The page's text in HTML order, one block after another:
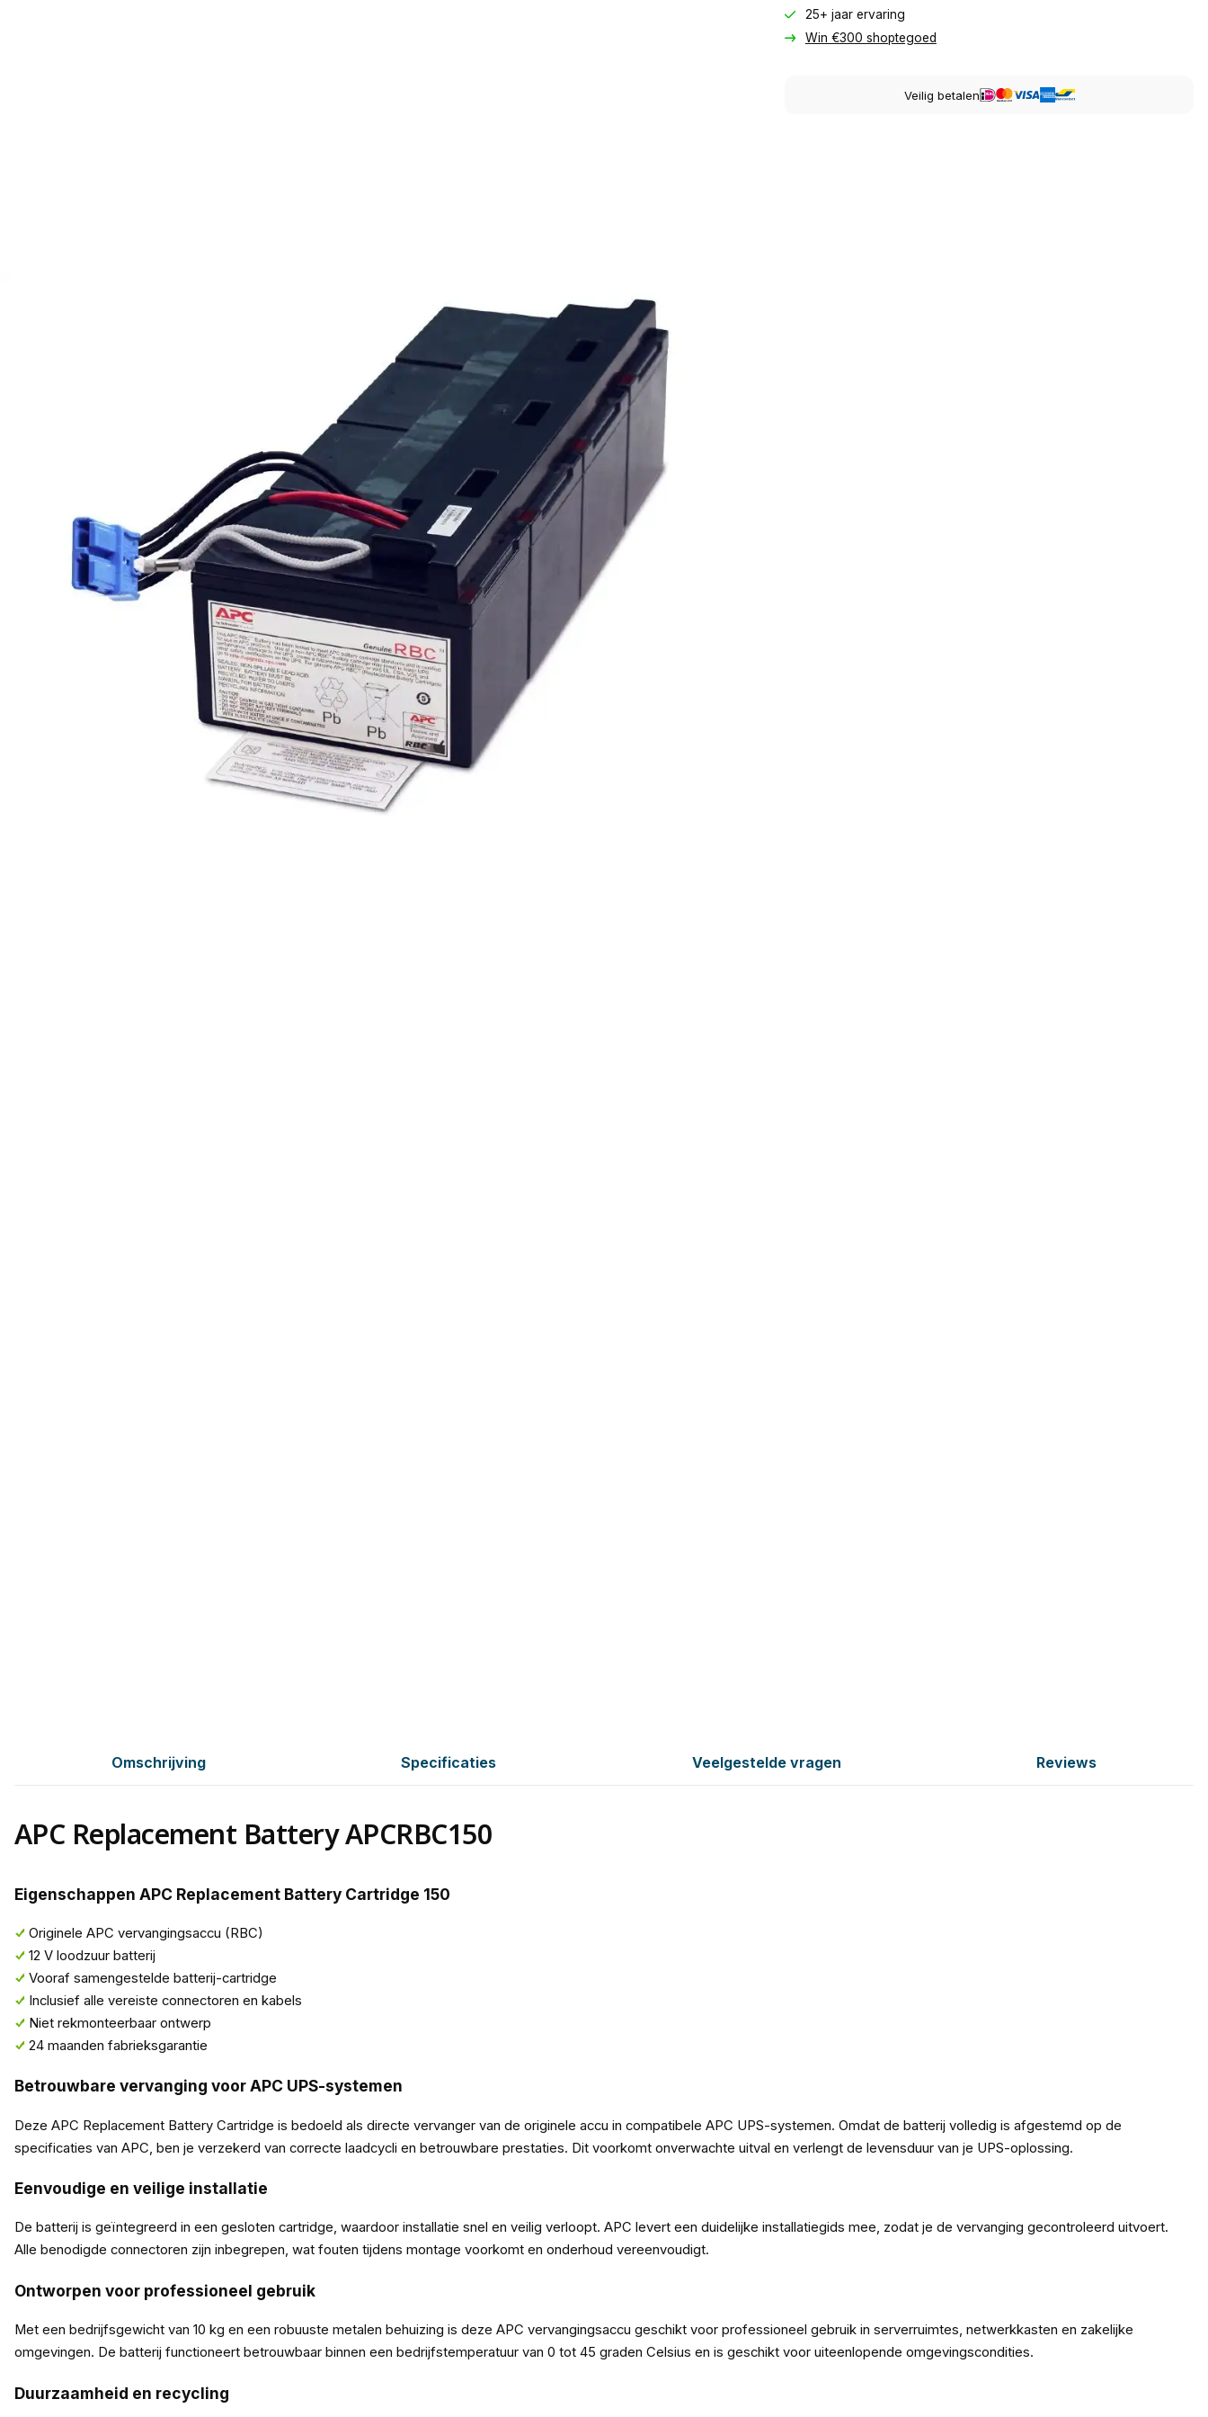
25+ jaar ervaring
Win €300 shoptegoed
Veilig betalen
Omschrijving Specificaties Veelgestelde vragen Reviews
APC Replacement Battery APCRBC150
Eigenschappen APC Replacement Battery Cartridge 150
Originele APC vervangingsaccu (RBC)
12 V loodzuur batterij
Vooraf samengestelde batterij-cartridge
Inclusief alle vereiste connectoren en kabels
Niet rekmonteerbaar ontwerp
24 maanden fabrieksgarantie
Betrouwbare vervanging voor APC UPS-systemen
Deze APC Replacement Battery Cartridge is bedoeld als directe vervanger van de originele accu in compatibele APC UPS-systemen. Omdat de batterij volledig is afgestemd op de
specificaties van APC, ben je verzekerd van correcte laadcycli en betrouwbare prestaties. Dit voorkomt onverwachte uitval en verlengt de levensduur van je UPS-oplossing.
Eenvoudige en veilige installatie
De batterij is geïntegreerd in een gesloten cartridge, waardoor installatie snel en veilig verloopt. APC levert een duidelijke installatiegids mee, zodat je de vervanging gecontroleerd uitvoert.
Alle benodigde connectoren zijn inbegrepen, wat fouten tijdens montage voorkomt en onderhoud vereenvoudigt.
Ontworpen voor professioneel gebruik
Met een bedrijfsgewicht van 10 kg en een robuuste metalen behuizing is deze APC vervangingsaccu geschikt voor professioneel gebruik in serverruimtes, netwerkkasten en zakelijke
omgevingen. De batterij functioneert betrouwbaar binnen een bedrijfstemperatuur van 0 tot 45 graden Celsius en is geschikt voor uiteenlopende omgevingscondities.
Duurzaamheid en recycling